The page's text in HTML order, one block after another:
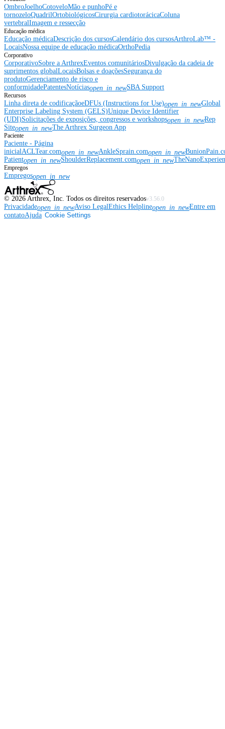
OmbroJoelhoCotoveloMão e punhoPé e
tornozeloQuadrilOrtobiológicosCirurgia cardiotorácicaColuna
vertebralImagem e ressecção
Educação médica
Educação médicaDescrição dos cursosCalendário dos cursosArthroLab™ -
LocaisNossa equipe de educação médicaOrthoPedia
Corporativo
CorporativoSobre a ArthrexEventos comunitáriosDivulgação da cadeia de
suprimentos globalLocaisBolsas e doaçõesSegurança do
produtoGerenciamento de risco e
conformidadePatentesNotíciasopen_in_newSBA Support
Recursos
Linha direta de codificaçãoeDFUs (Instructions for Use)open_in_newGlobal
Enterprise Labeling System (GELS)Unique Device Identifier
(UDI)Solicitações de exposições, congressos e workshopsopen_in_newRep
Siteopen_in_newThe Arthrex Surgeon App
Paciente
Paciente - Página
inicialACLTear.comopen_in_newAnkleSprain.comopen_in_new
Patientopen_in_newShoulderReplacement.comopen_in_new
Empregos
Empregosopen_in_new
© 2026 Arthrex, Inc. Todos os direitos reservadosv3.56.0
Privacidadeopen_in_newAviso LegalEthics Helplineopen_in_newEntre em
contatoAjuda Cookie Settings